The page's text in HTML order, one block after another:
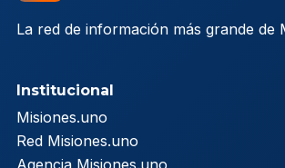
La red de información más grande de
Institucional
Misiones.uno
Red Misiones.uno